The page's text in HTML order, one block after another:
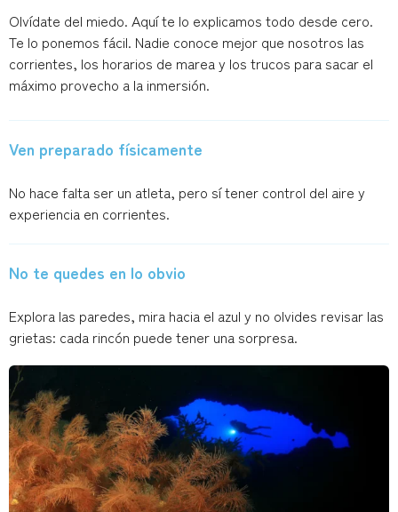
Olvídate del miedo. Aquí te lo explicamos todo desde cero.
Te lo ponemos fácil. Nadie conoce mejor que nosotros las
corrientes, los horarios de marea y los trucos para sacar el
máximo provecho a la inmersión.
Ven preparado físicamente
No hace falta ser un atleta, pero sí tener control del aire y
experiencia en corrientes.
No te quedes en lo obvio
Explora las paredes, mira hacia el azul y no olvides revisar las
grietas: cada rincón puede tener una sorpresa.